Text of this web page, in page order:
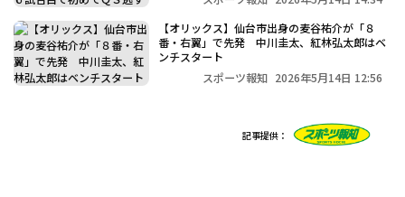
【オリックス】仙台市出身の麦谷祐介が「８
番・右翼」で先発 中川圭太、紅林弘太郎はベ
ンチスタート
スポーツ報知 2026年5月14日 12:56
記事提供：